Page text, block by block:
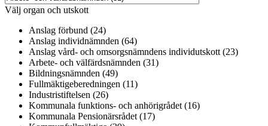
Välj organ och utskott
Anslag förbund (24)
Anslag individnämnden (64)
Anslag vård- och omsorgsnämndens individutskott (23)
Arbete- och välfärdsnämnden (31)
Bildningsnämnden (49)
Fullmäktigeberedningen (11)
Industristiftelsen (26)
Kommunala funktions- och anhörigrådet (16)
Kommunala Pensionärsrådet (17)